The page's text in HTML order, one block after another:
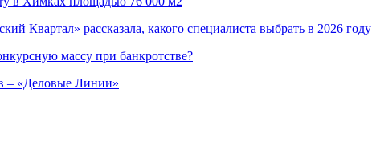
Квартал» рассказала, какого специалиста выбрать в 2026 году
массу при банкротстве?
– «Деловые Линии»